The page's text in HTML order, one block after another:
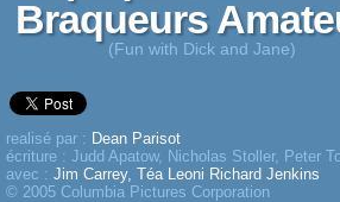
Braqueurs
(Fun with Dick and Jane)
realisé par : Dean Parisot
écriture : Judd Apatow, Nicholas Stoller, Peter
avec : Jim Carrey, Téa Leoni Richard Jenkins
© 2005 Columbia Pictures Corporation